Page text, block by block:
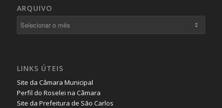
ARQUIVO
LINKS ÚTEIS
Site da Câmara Municipal
Perfil do Roselei na Câmara
Site da Prefeitura de São Carlos